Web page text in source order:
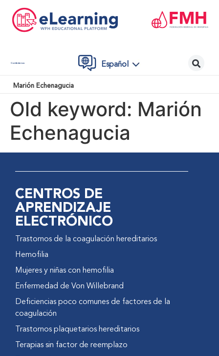
Contáctenos Español
Marión Echenagucia
Old keyword: Marión
Echenagucia
CENTROS DE
APRENDIZAJE
ELECTRÓNICO
Trastornos de la coagulación hereditarios
Hemofilia
Mujeres y niñas con hemofilia
Enfermedad de Von Willebrand
Deficiencias poco comunes de factores de la
coagulación
Trastornos plaquetarios hereditarios
Terapias sin factor de reemplazo